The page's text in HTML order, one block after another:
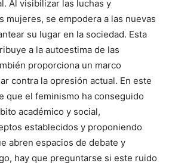
Al visibilizar las luchas y
mujeres, se empodera a las nuevas
su lugar en la sociedad. Esta
a la autoestima de las
proporciona un marco
contra la opresión actual. En este
que el feminismo ha conseguido
académico y social,
establecidos y proponiendo
abren espacios de debate y
hay que preguntarse si este ruido